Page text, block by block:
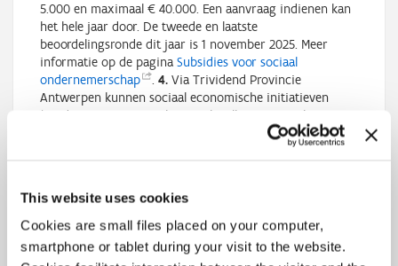
This website uses cookies
Cookies are small files placed on your computer,
smartphone or tablet during your visit to the website.
5.000 en maximaal € 40.000. Een aanvraag indienen kan
het hele jaar door. De tweede en laatste
beoordelingsronde dit jaar is 1 november 2025. Meer
informatie op de pagina Subsidies voor sociaal
ondernemerschap
. 4. Via Trividend Provincie
Antwerpen kunnen sociaal economische initiatieven
(rond creatie van sociale tewerkstelling en circulaire
oplossingen) een lening tot € 50.000 bekomen. Indienen
kan het hele jaar door. Meer informatie op de pagina
10 Apr 2025 - 11.40 u